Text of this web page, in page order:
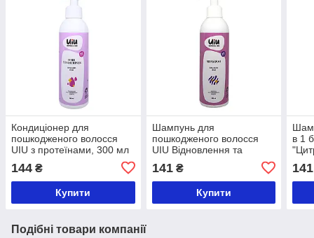
Кондиціонер для
пошкодженого волосся
UIU з протеїнами, 300 мл
144 ₴
Купити
Шампунь для
пошкодженого волосся
UIU Відновлення та
141₴
Купити
в 1
141
Подібні товари компанії